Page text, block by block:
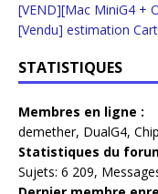
[VEND][Mac MiniG4 +
[Vendu] estimation
STATISTIQUES
Membres en ligne :
demether, DualG4,
Statistiques du
Sujets: 6 209,